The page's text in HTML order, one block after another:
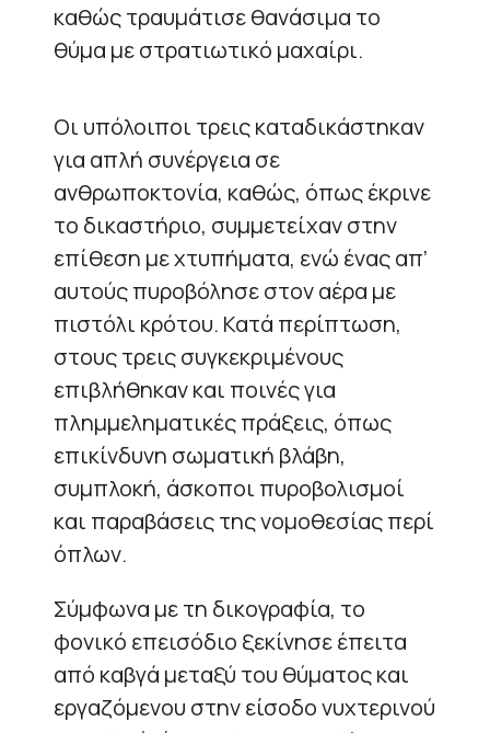
καθώς τραυμάτισε θανάσιμα το
θύμα με στρατιωτικό μαχαίρι.
Οι υπόλοιποι τρεις καταδικάστηκαν
για απλή συνέργεια σε
ανθρωποκτονία, καθώς, όπως έκρινε
το δικαστήριο, συμμετείχαν στην
επίθεση με χτυπήματα, ενώ ένας απ’
αυτούς πυροβόλησε στον αέρα με
πιστόλι κρότου. Κατά περίπτωση,
στους τρεις συγκεκριμένους
επιβλήθηκαν και ποινές για
πλημμεληματικές πράξεις, όπως
επικίνδυνη σωματική βλάβη,
συμπλοκή, άσκοποι πυροβολισμοί
και παραβάσεις της νομοθεσίας περί
όπλων.
Σύμφωνα με τη δικογραφία, το
φονικό επεισόδιο ξεκίνησε έπειτα
από καβγά μεταξύ του θύματος και
εργαζόμενου στην είσοδο νυχτερινού